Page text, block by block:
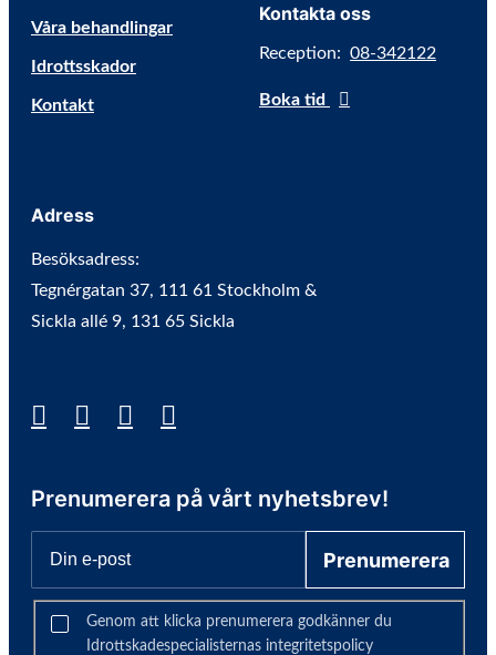
Våra behandlingar
Idrottsskador
Kontakt
Kontakta oss
Reception: 08-342122
Boka tid
Adress
Besöksadress:
Tegnérgatan 37, 111 61 Stockholm &
Sickla allé 9, 131 65 Sickla
Prenumerera på vårt nyhetsbrev!
Genom att klicka prenumerera godkänner du
Idrottskadespecialisternas integritetspolicy
Prenumerera